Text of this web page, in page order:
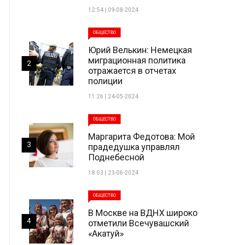
12:54 | 09-08-2024
ОБЩЕСТВО
Юрий Велькин: Немецкая
миграционная политика
отражается в отчетах
полиции
11:26 | 24-05-2024
2
ОБЩЕСТВО
Маргарита Федотова: Мой
прадедушка управлял
Поднебесной
18:03 | 23-06-2024
3
ОБЩЕСТВО
В Москве на ВДНХ широко
отметили Всечувашский
«Акатуй»
4